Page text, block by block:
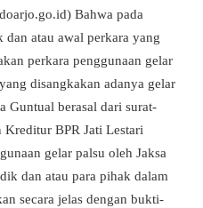
Bahwa pada
atau awal perkara yang
perkara penggunaan gelar
disangkakan adanya gelar
Guntual berasal dari surat-
Kreditur BPR Jati Lestari
gelar palsu oleh Jaksa
dan atau para pihak dalam
secara jelas dengan bukti-